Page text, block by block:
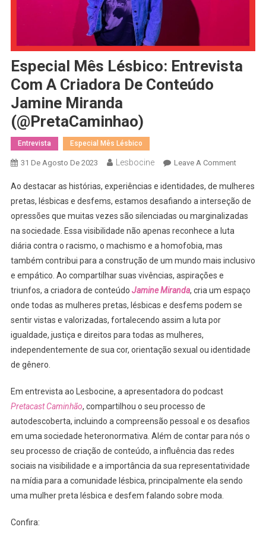
Especial Mês Lésbico: Entrevista
Com A Criadora De Conteúdo
Jamine Miranda
(@PretaCaminhao)
Entrevista Especial Mês Lésbico
31 De Agosto De 2023 Lesbocine Leave A CommentOn
Mês
Lésbico:
Criadora
Ao destacar as histórias, experiências e identidades, de mulheres
pretas, lésbicas e desfems, estamos desafiando a interseção de
opressões que muitas vezes são silenciadas ou marginalizadas
na sociedade. Essa visibilidade não apenas reconhece a luta
diária contra o racismo, o machismo e a homofobia, mas
também contribui para a construção de um mundo mais inclusivo
e empático. Ao compartilhar suas vivências, aspirações e
triunfos, a criadora de conteúdo Jamine Miranda, cria um espaço
onde todas as mulheres pretas, lésbicas e desfems podem se
sentir vistas e valorizadas, fortalecendo assim a luta por
igualdade, justiça e direitos para todas as mulheres,
independentemente de sua cor, orientação sexual ou identidade
de gênero.
Em entrevista ao Lesbocine, a apresentadora do podcast
Pretacast Caminhão, compartilhou o seu processo de
autodescoberta, incluindo a compreensão pessoal e os desafios
em uma sociedade heteronormativa. Além de contar para nós o
seu processo de criação de conteúdo, a influência das redes
sociais na visibilidade e a importância da sua representatividade
na mídia para a comunidade lésbica, principalmente ela sendo
uma mulher preta lésbica e desfem falando sobre moda.
Confira: